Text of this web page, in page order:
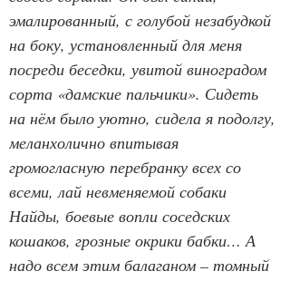
эмалированный, с голубой незабудкой
на боку, установленный для меня
посреди беседки, увитой виноградом
сорта «дамские пальчики». Сидеть
на нём было уютно, сидела я подолгу,
меланхолично впитывая
громогласную перебранку всех со
всеми, лай невменяемой собаки
Найды, боевые вопли соседских
кошаков, грозные окрики бабки… А
надо всем этим балаганом – томный